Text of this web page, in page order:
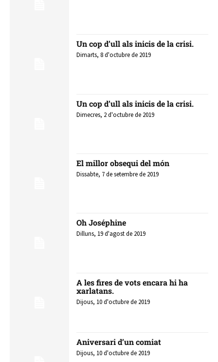
Un cop d’ull als inicis de la crisi.
Dimarts, 8 d'octubre de 2019
Un cop d’ull als inicis de la crisi.
Dimecres, 2 d'octubre de 2019
El millor obsequi del món
Dissabte, 7 de setembre de 2019
Oh Joséphine
Dilluns, 19 d'agost de 2019
A les fires de vots encara hi ha
xarlatans.
Dijous, 10 d'octubre de 2019
Aniversari d’un comiat
Dijous, 10 d'octubre de 2019